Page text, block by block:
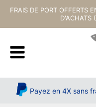
FRAIS DE PORT OFFERTS
D'ACHATS
Payez en 4X sans